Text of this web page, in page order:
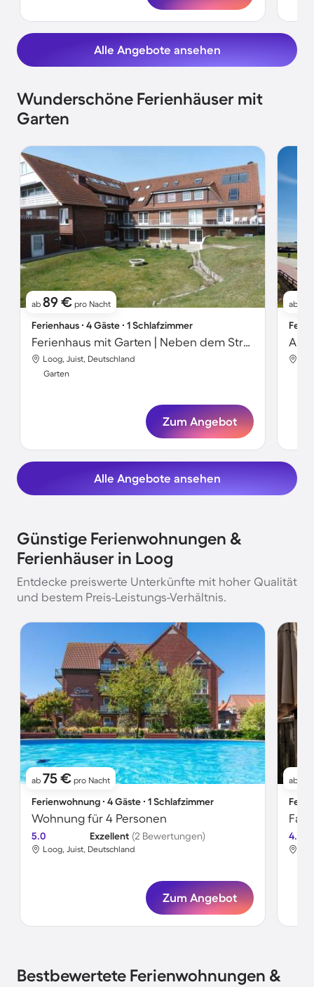
Alle Angebote ansehen
Wunderschöne Ferienhäuser mit
Garten
ab 89 € pro Nacht
Ferienhaus ∙ 4 Gäste ∙ 1 Schlafzimmer
Ferienhaus mit Garten | Neben dem Strand
Loog, Juist, Deutschland
Garten
Zum Angebot
ab
Alle Angebote ansehen
Günstige Ferienwohnungen &
Ferienhäuser in Loog
Entdecke preiswerte Unterkünfte mit hoher Qualität
und bestem Preis-Leistungs-Verhältnis.
ab 75 € pro Nacht
Ferienwohnung ∙ 4 Gäste ∙ 1 Schlafzimmer
Wohnung für 4 Personen
5.0 Exzellent (2 Bewertungen)
Loog, Juist, Deutschland
Zum Angebot
ab
4.7
Bestbewertete Ferienwohnungen &